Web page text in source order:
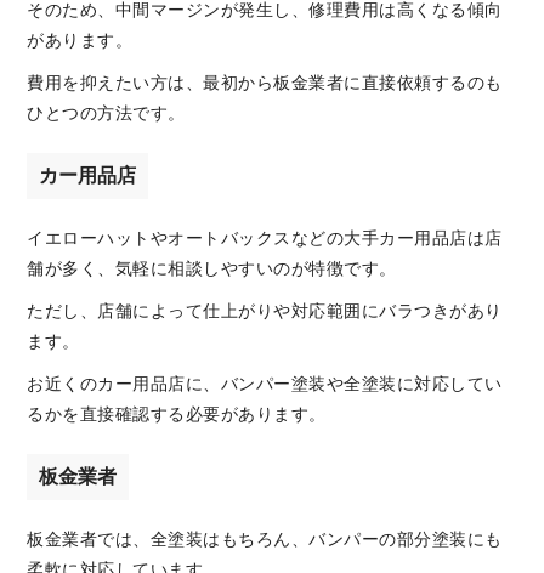
そのため、中間マージンが発生し、修理費用は高くなる傾向
があります。
費用を抑えたい方は、最初から板金業者に直接依頼するのも
ひとつの方法です。
カー用品店
イエローハットやオートバックスなどの大手カー用品店は店
舗が多く、気軽に相談しやすいのが特徴です。
ただし、店舗によって仕上がりや対応範囲にバラつきがあり
ます。
お近くのカー用品店に、バンパー塗装や全塗装に対応してい
るかを直接確認する必要があります。
板金業者
板金業者では、全塗装はもちろん、バンパーの部分塗装にも